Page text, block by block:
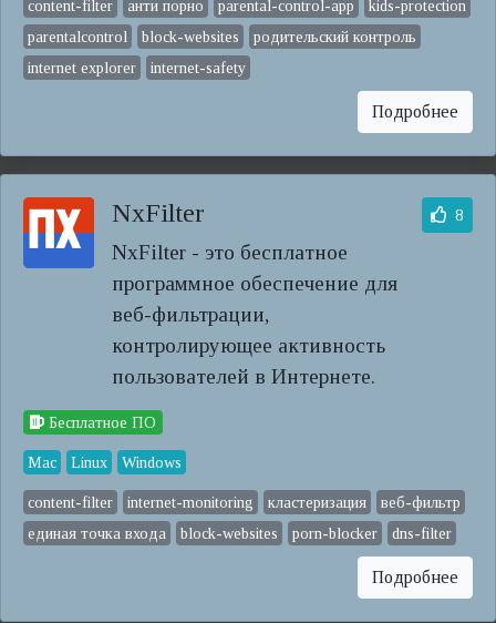
content-filter анти порно parental-control-app
kids-protection
parentalcontrol
block-websites
родительский контроль
internet explorer
internet-safety
Подробнее
NxFilter
NxFilter - это бесплатное
программное обеспечение для
веб-фильтрации,
контролирующее активность
пользователей в Интернете.
8
Бесплатное ПО
Mac Linux Windows
content-filter internet-monitoring кластеризация
веб-фильтр
единая точка входа
block-websites porn-blocker dns-filter
Подробнее